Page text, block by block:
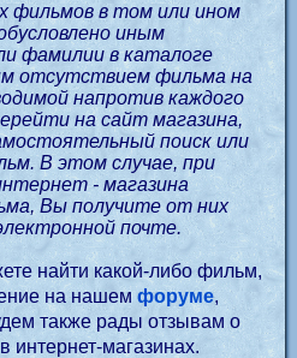
фильмов в том или ином
иным
фамилии в каталоге
отсутствием фильма на
напротив каждого
на сайт магазина,
поиск или
В этом случае, при
- магазина
Вы получите от них
почте.
найти какой-либо фильм,
на нашем форуме,
также рады отзывам о
в интернет-магазинах.